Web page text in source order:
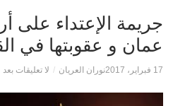
جريمة الإعتداء على
عمان و عقوبتها في
17 فبراير، 2017 نوران العريان / لا تعليقات بعد